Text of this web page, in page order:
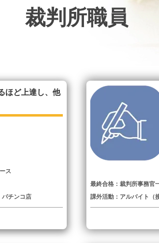
裁判所職員
ほど上達し、他
ス
チンコ店
最終合格：裁判所事務官
課外活動：アルバイト（